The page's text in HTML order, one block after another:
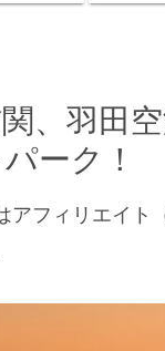
、羽田
ーク！
フィリエイト